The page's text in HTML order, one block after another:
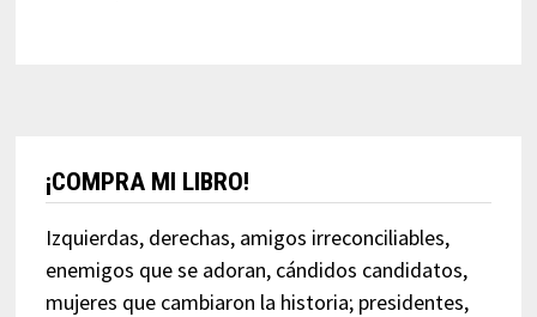
¡COMPRA MI LIBRO!
Izquierdas, derechas, amigos irreconciliables,
enemigos que se adoran, cándidos candidatos,
mujeres que cambiaron la historia; presidentes,